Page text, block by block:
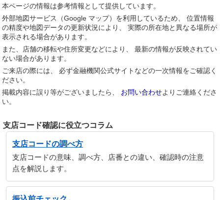
本ページの情報は参考情報として提供しています。
外部地図サービス（Google マップ）を利用しているため、 位置情報
の精度や地図データの更新状況により、 実際の所在地と異なる場所が
表示される場合があります。
また、店舗の移転や住所変更などにより、 最新の情報が反映されてい
ない場合があります。
ご来店の際には、 必ず金融機関公式サイトなどの一次情報をご確認く
ださい。
掲載内容に誤り等がございましたら、 お問い合わせよりご連絡くださ
い。
支店コード確認に役立つコラム
支店コードの調べ方
支店コードの意味、調べ方、店番との違い、確認時の注意
点を解説します。